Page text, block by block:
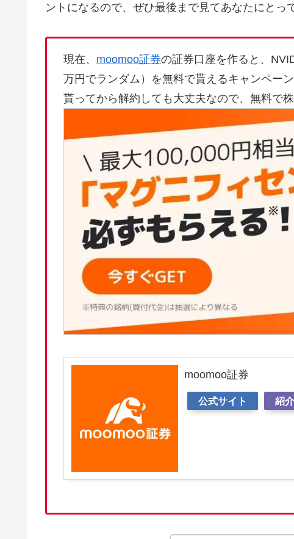
ントになるので、ぜひ最後まで見てあなたにとっ
現在、 moomoo証券の証券口座を作ると、
万円でランダム）を無料で貰えるキャンペーン
貰ってから解約しても大丈夫なので、無料で
moomoo証券
公式サイト 紹